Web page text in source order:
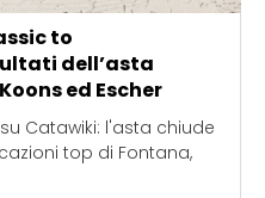
to
dell’asta
ed Escher
Catawiki: l'asta chiude
top di Fontana,